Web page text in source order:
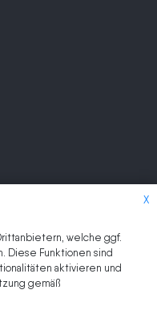
X
welche ggf.
Diese Funktionen sind
aktivieren und
gemäß